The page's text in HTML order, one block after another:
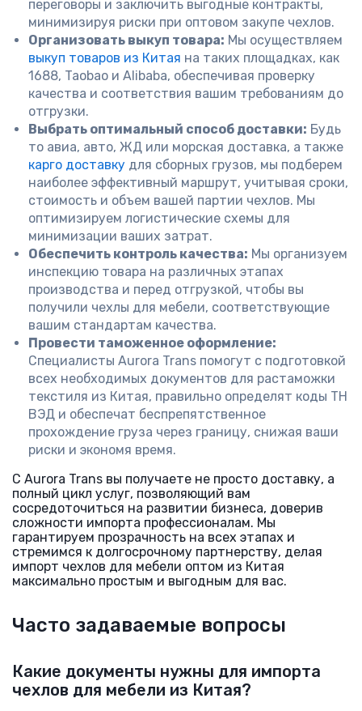
переговоры и заключить выгодные контракты,
минимизируя риски при оптовом закупе чехлов.
Организовать выкуп товара: Мы осуществляем
выкуп товаров из Китая на таких площадках, как
1688, Taobao и Alibaba, обеспечивая проверку
качества и соответствия вашим требованиям до
отгрузки.
Выбрать оптимальный способ доставки: Будь
то авиа, авто, ЖД или морская доставка, а также
карго доставку для сборных грузов, мы подберем
наиболее эффективный маршрут, учитывая сроки,
стоимость и объем вашей партии чехлов. Мы
оптимизируем логистические схемы для
минимизации ваших затрат.
Обеспечить контроль качества: Мы организуем
инспекцию товара на различных этапах
производства и перед отгрузкой, чтобы вы
получили чехлы для мебели, соответствующие
вашим стандартам качества.
Провести таможенное оформление:
Специалисты Aurora Trans помогут с подготовкой
всех необходимых документов для растаможки
текстиля из Китая, правильно определят коды ТН
ВЭД и обеспечат беспрепятственное
прохождение груза через границу, снижая ваши
риски и экономя время.
С Aurora Trans вы получаете не просто доставку, а
полный цикл услуг, позволяющий вам
сосредоточиться на развитии бизнеса, доверив
сложности импорта профессионалам. Мы
гарантируем прозрачность на всех этапах и
стремимся к долгосрочному партнерству, делая
импорт чехлов для мебели оптом из Китая
максимально простым и выгодным для вас.
Часто задаваемые вопросы
Какие документы нужны для импорта
чехлов для мебели из Китая?